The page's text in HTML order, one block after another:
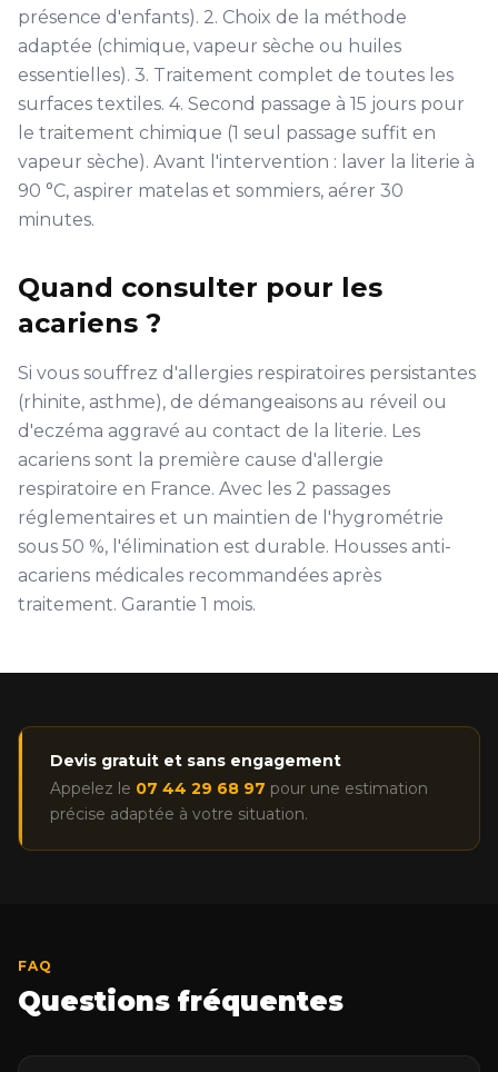
présence d'enfants). 2. Choix de la méthode
adaptée (chimique, vapeur sèche ou huiles
essentielles). 3. Traitement complet de toutes les
surfaces textiles. 4. Second passage à 15 jours pour
le traitement chimique (1 seul passage suffit en
vapeur sèche). Avant l'intervention : laver la literie à
90 °C, aspirer matelas et sommiers, aérer 30
minutes.
Quand consulter pour les
acariens ?
Si vous souffrez d'allergies respiratoires persistantes
(rhinite, asthme), de démangeaisons au réveil ou
d'eczéma aggravé au contact de la literie. Les
acariens sont la première cause d'allergie
respiratoire en France. Avec les 2 passages
réglementaires et un maintien de l'hygrométrie
sous 50 %, l'élimination est durable. Housses anti-
acariens médicales recommandées après
traitement. Garantie 1 mois.
Devis gratuit et sans engagement
Appelez le 07 44 29 68 97 pour une estimation
précise adaptée à votre situation.
FAQ
Questions fréquentes